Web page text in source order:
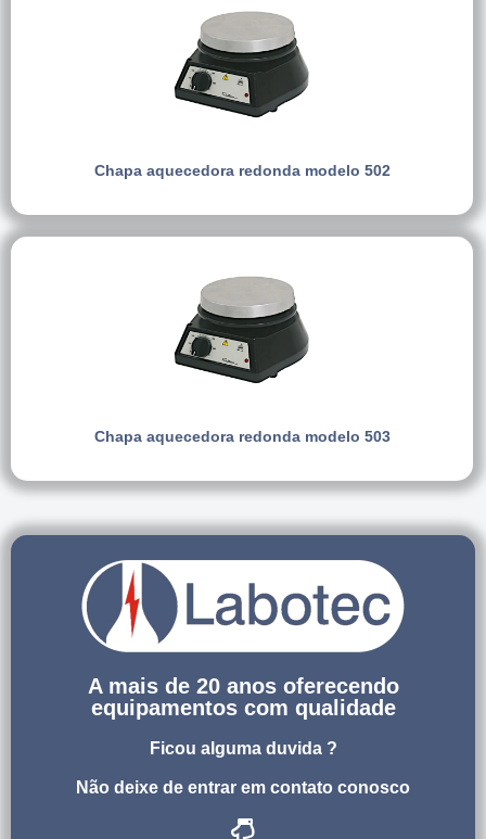
Chapa aquecedora redonda modelo 502
Chapa aquecedora redonda modelo 503
A mais de 20 anos oferecendo
equipamentos com qualidade
Ficou alguma duvida ?
Não deixe de entrar em contato conosco